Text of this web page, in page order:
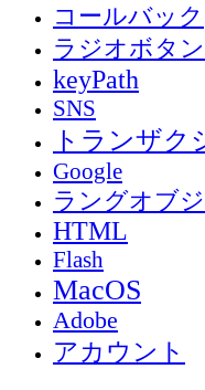
コールバック
ラジオボタン
keyPath
SNS
トランザク
Google
ラングオブ
HTML
Flash
MacOS
Adobe
アカウント